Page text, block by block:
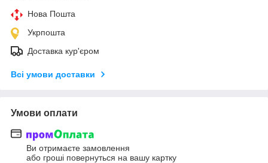
Нова Пошта
Укрпошта
Доставка кур'єром
Всі умови доставки
Умови оплати
Ви отримаєте замовлення
або гроші повернуться на вашу картку